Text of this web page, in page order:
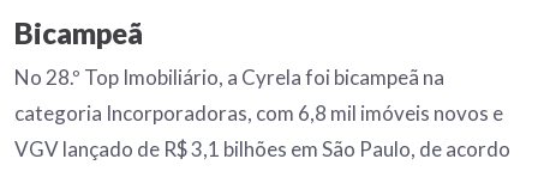
Bicampeã
No 28.º Top Imobiliário, a Cyrela foi bicampeã na
categoria Incorporadoras, com 6,8 mil imóveis novos e
VGV lançado de R$ 3,1 bilhões em São Paulo, de acordo